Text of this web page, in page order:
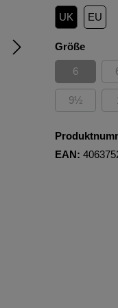
UK EU
Größe
6(Diese
9½(Diese
EAN: